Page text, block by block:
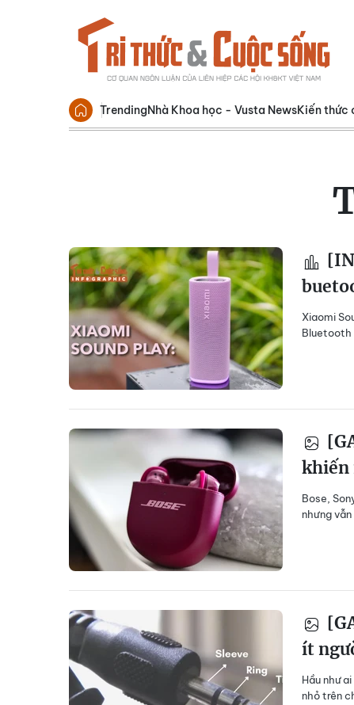
TrendingNhà Khoa học - Vusta NewsKiến thức
Xiaomi
Bluetooth
khiến
Bose,
nhưng
ít
Hầu như
nhỏ trên